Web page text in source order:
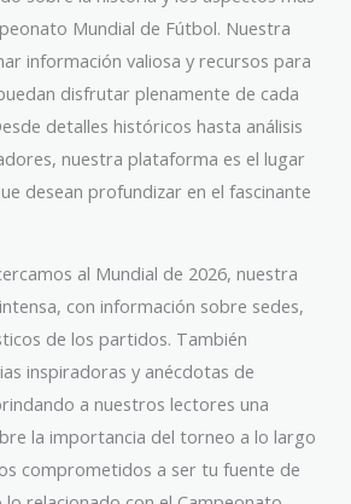
Mundial de Fútbol. Nuestra
información valiosa y recursos para
disfrutar plenamente de cada
detalles históricos hasta análisis
nuestra plataforma es el lugar
desean profundizar en el fascinante
al Mundial de 2026, nuestra
con información sobre sedes,
de los partidos. También
inspiradoras y anécdotas de
a nuestros lectores una
la importancia del torneo a lo largo
comprometidos a ser tu fuente de